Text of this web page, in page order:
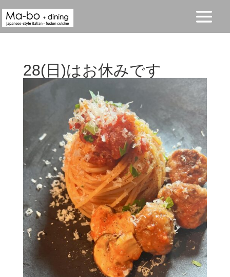
28(日)はお休みです